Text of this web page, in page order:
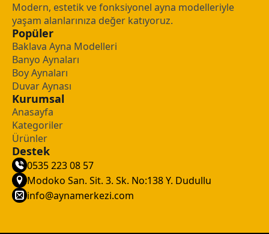
Modern, estetik ve fonksiyonel ayna modelleriyle
yaşam alanlarınıza değer katıyoruz.
Popüler
Baklava Ayna Modelleri
Banyo Aynaları
Boy Aynaları
Duvar Aynası
Kurumsal
Anasayfa
Kategoriler
Ürünler
Destek
0535 223 08 57
Modoko San. Sit. 3. Sk. No:138 Y. Dudullu
info@aynamerkezi.com